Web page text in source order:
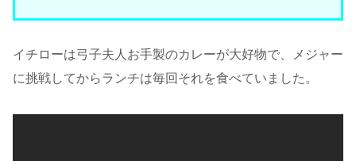
イチローは弓子夫人お手製のカレーが大好物で、メジャー
に挑戦してからランチは毎回それを食べていました。